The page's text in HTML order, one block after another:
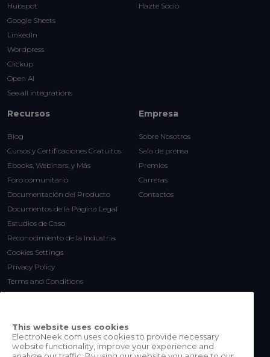
Hubspot
Google Sheets
LinkedIn
Wordpress
Clickup
Open AI
See all integrations
Hazte Socio
Recursos
Blog
Cursos y Certificaciones Gratuitos
Ebooks, Webinars, y Más
Foro comunitario
Documentación del Producto
Documentos de la Página Legal
Estudios de Caso
Reconocimiento de la Industria
Cookies Settings
Privacy Policy
Terms and Conditions
Empresa
Sobre Nosotros
Sala de prensa
Premios
Carreras
Contactos
This website uses cookies
ElectroNeek.com uses cookies to provide necessary
website functionality, improve your experience and